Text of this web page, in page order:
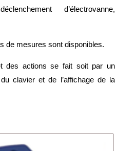
d’électrovanne,
de mesures sont disponibles.
des actions se fait soit par un
clavier et de l’affichage de la